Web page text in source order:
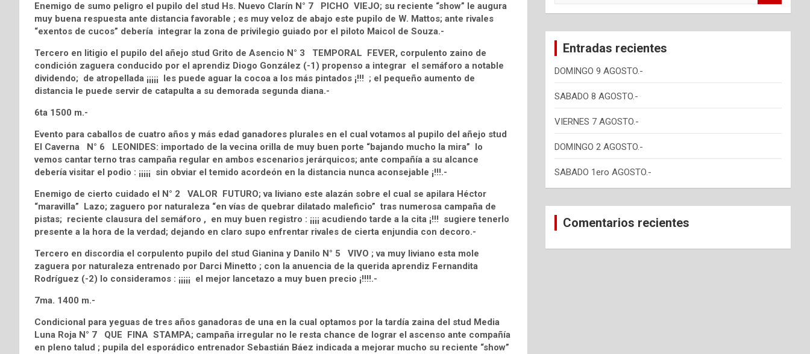
Enemigo de sumo peligro el pupilo del stud Hs. Nuevo Clarín N° 7 PICHO VIEJO; su reciente “show” le augura
muy buena respuesta ante distancia favorable ; es muy veloz de abajo este pupilo de W. Mattos; ante rivales
“exentos de cucos” debería integrar la zona de privilegio guiado por el piloto Maicol de Souza.-
Tercero en litigio el pupilo del añejo stud Grito de Asencio N° 3 TEMPORAL FEVER, corpulento zaino de
condición zaguera conducido por el aprendiz Diogo González (-1) propenso a integrar el semáforo a notable
dividendo; de atropellada ¡¡¡¡¡ les puede aguar la cocoa a los más pintados ¡!!! ; el pequeño aumento de
distancia le puede servir de catapulta a su demorada segunda diana.-
6ta 1500 m.-
Evento para caballos de cuatro años y más edad ganadores plurales en el cual votamos al pupilo del añejo stud
El Caverna N° 6 LEONIDES: importado de la vecina orilla de muy buen porte “bajando mucho la mira” lo
vemos cantar terno tras campaña regular en ambos escenarios jerárquicos; ante compañía a su alcance
debería visitar el podio : ¡¡¡¡¡ sin obviar el temido acordeón en la distancia nunca aconsejable ¡!!!.-
Enemigo de cierto cuidado el N° 2 VALOR FUTURO; va liviano este alazán sobre el cual se apilara Héctor
“maravilla” Lazo; zaguero por naturaleza “en vías de quebrar dilatado maleficio” tras numerosa campaña de
pistas; reciente clausura del semáforo , en muy buen registro : ¡¡¡¡ acudiendo tarde a la cita ¡!!! sugiere tenerlo
presente a la hora de la verdad; dejando en claro supo enfrentar rivales de cierta enjundia con decoro.-
Tercero en discordia el corpulento pupilo del stud Gianina y Danilo N° 5 VIVO ; va muy liviano esta mole
zaguera por naturaleza entrenado por Darci Minetto ; con la anuencia de la querida aprendiz Fernandita
Rodríguez (-2) lo consideramos : ¡¡¡¡¡ el mejor lancetazo a muy buen precio ¡!!!!.-
7ma. 1400 m.-
Condicional para yeguas de tres años ganadoras de una en la cual optamos por la tardía zaina del stud Media
Luna Roja N° 7 QUE FINA STAMPA; campaña irregular no le resta chance de lograr el ascenso ante compañía
en pleno talud ; pupila del esporádico entrenador Sebastián Báez indicada a mejorar mucho su reciente “show”
c
Entradas recientes
DOMINGO 9 AGOSTO.-
SABADO 8 AGOSTO.-
VIERNES 7 AGOSTO.-
DOMINGO 2 AGOSTO.-
SABADO 1ero AGOSTO.-
Comentarios recientes